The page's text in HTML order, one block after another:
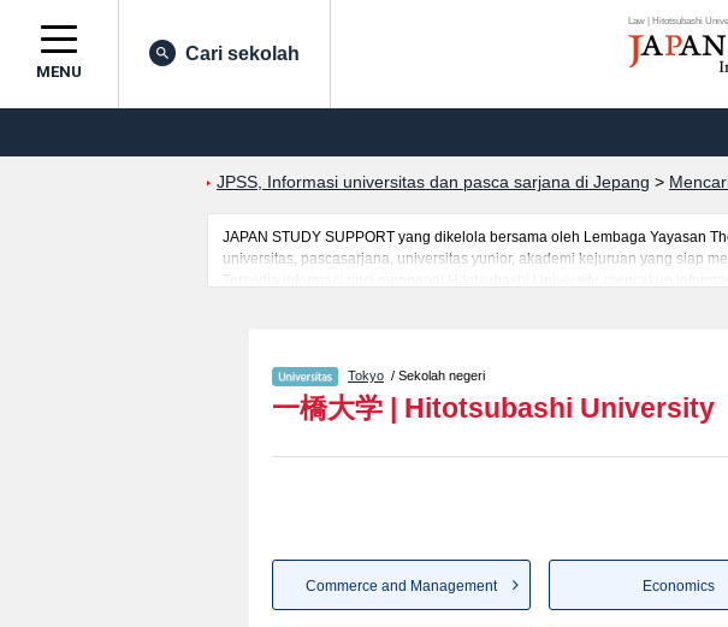
Law | Hitotsubashi
MENU
Cari sekolah
JPSS, Informasi universitas dan pasca sarjana di Jepang >
JAPAN STUDY SUPPORT yang dikelola bersama oleh Lembaga Yayasan
universitas, pascasarjana, universitas yunior, akademi kejuruan yang siap
Tersedia informasi rinci mengenai Hitotsubashi University, mencakup
Tokyo / Sekolah negeri
一橋大学 | Hitotsubashi University
Commerce and Management Economics